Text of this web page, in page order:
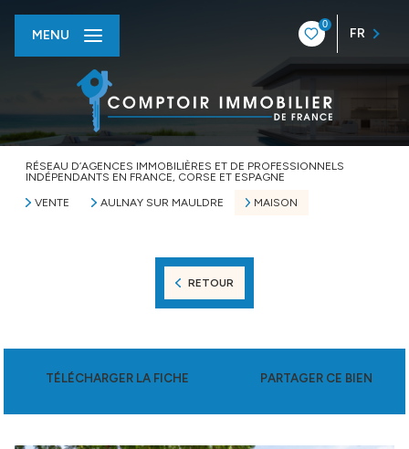
0
FR
MENU
RÉSEAU D’AGENCES IMMOBILIÈRES ET DE PROFESSIONNELS
INDÉPENDANTS EN FRANCE, CORSE ET ESPAGNE
VENTE
AULNAY SUR MAULDRE MAISON
RETOUR
TÉLÉCHARGER LA FICHE PARTAGER CE BIEN